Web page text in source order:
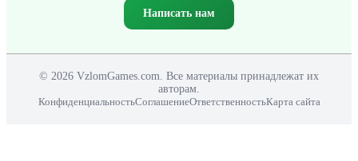
Написать нам
© 2026 VzlomGames.com. Все материалы принадлежат их
авторам.
КонфиденциальностьСоглашениеОтветственностьКарта сайта